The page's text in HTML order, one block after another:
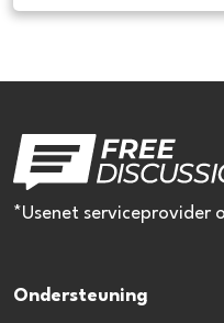
*Usenet serviceprovider
Ondersteuning